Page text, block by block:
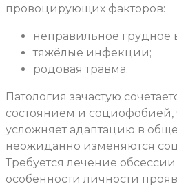
провоцирующих факторов:
неправильное грудное
тяжёлые инфекции;
родовая травма.
Патология зачастую
состоянием и социофобией,
усложняет адаптацию в
неожиданно изменяются
Требуется лечение
особенности личности